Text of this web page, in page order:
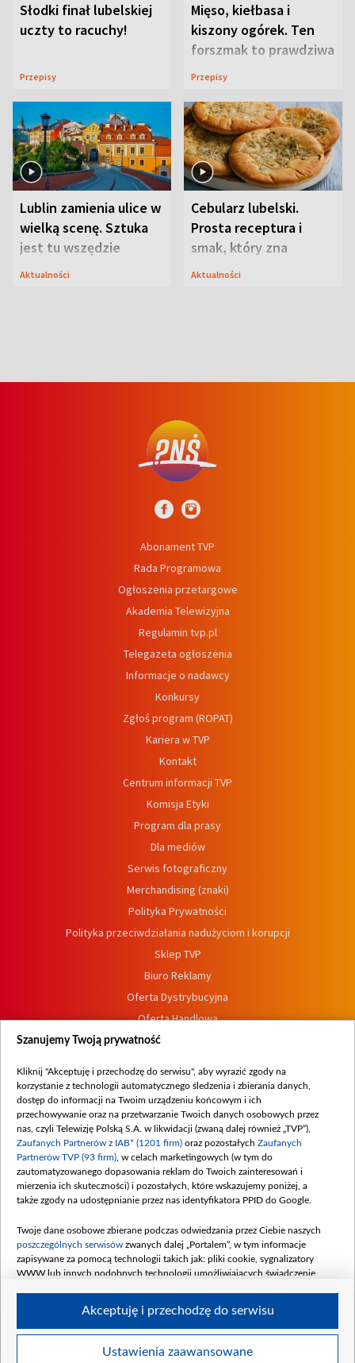
Słodki finał lubelskiej
uczty to racuchy!
Przepisy
Mięso, kiełbasa i
kiszony ogórek. Ten
forszmak to prawdziwa
uczta
Przepisy
Lublin zamienia ulice w
wielką scenę. Sztuka
jest tu wszędzie
Aktualności
Cebularz lubelski.
Prosta receptura i
smak, który zna
Lubelszczyzna
Aktualności
Abonament TVP
Rada Programowa
Ogłoszenia przetargowe
Akademia Telewizyjna
Regulamin tvp.pl
Telegazeta ogłoszenia
Informacje o nadawcy
Konkursy
Zgłoś program (ROPAT)
Kariera w TVP
Kontakt
Centrum informacji TVP
Komisja Etyki
Program dla prasy
Dla mediów
Serwis fotograficzny
Merchandising (znaki)
Polityka Prywatności
Polityka przeciwdziałania nadużyciom i korupcji
Sklep TVP
Biuro Reklamy
Oferta Dystrybucyjna
Oferta Handlowa
Dostępność
Procedura zgłoszeń wewnętrznych
Szanujemy Twoją prywatność
Kliknij "Akceptuję i przechodzę do serwisu", aby wyrazić zgody na
korzystanie z technologii automatycznego śledzenia i zbierania danych,
dostęp do informacji na Twoim urządzeniu końcowym i ich
przechowywanie oraz na przetwarzanie Twoich danych osobowych przez
nas, czyli Telewizję Polską S.A. w likwidacji (zwaną dalej również „TVP”),
Zaufanych Partnerów z IAB* (1201 firm) oraz pozostałych Zaufanych
Partnerów TVP (93 firm) , w celach marketingowych (w tym do
zautomatyzowanego dopasowania reklam do Twoich zainteresowań i
mierzenia ich skuteczności) i pozostałych, które wskazujemy poniżej, a
także zgody na udostępnianie przez nas identyfikatora PPID do Google.
Twoje dane osobowe zbierane podczas odwiedzania przez Ciebie naszych
poszczególnych serwisów zwanych dalej „Portalem”, w tym informacje
zapisywane za pomocą technologii takich jak: pliki cookie, sygnalizatory
WWW lub innych podobnych technologii umożliwiających świadczenie
Twoje dane osobowe zbierane podczas odwiedzania przez Ciebie
Ustawienia zaawansowane
Akceptuję i przechodzę do serwisu